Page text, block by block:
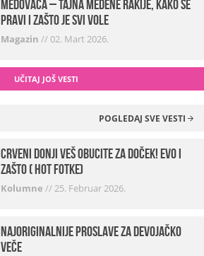
Medovača – tajna medene rakije, kako se
pravi i zašto je svi vole
Magazin //02. Mart 2026.
UČITAJ JOŠ VESTI
POGLEDAJ SVE VESTI
Crveni donji veš obucite za doček! Evo i
zašto ( hot fotke)
Kolumne //25. Februar 2026.
Najoriginalnije proslave za devojačko
veče